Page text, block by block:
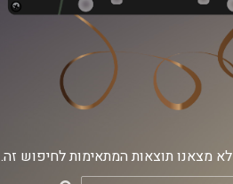
מצאנו תוצאות המתאימות לחיפוש זה.